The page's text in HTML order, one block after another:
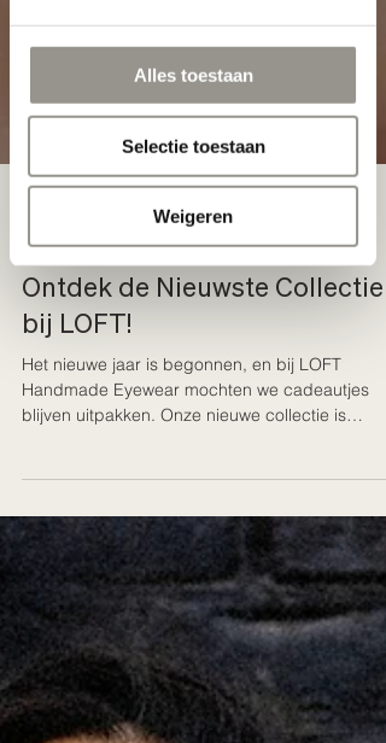
Alles toestaan
Selectie toestaan
Weigeren
Emma
21 jan 2025
Ontdek de Nieuwste Collectie
bij LOFT!
blijven uitpakken. Onze nieuwe collectie is
namelijk...